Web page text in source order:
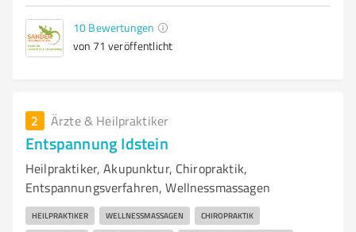
10 Bewertungen
von 71 veröffentlicht
2 Ärzte & Heilpraktiker
Entspannung Idstein
Heilpraktiker, Akupunktur, Chiropraktik,
Entspannungsverfahren, Wellnessmassagen
HEILPRAKTIKER WELLNESSMASSAGEN CHIROPRAKTIK